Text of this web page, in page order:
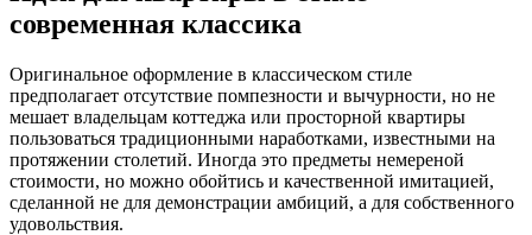
современная классика
Оригинальное оформление в классическом стиле
предполагает отсутствие помпезности и вычурности, но не
мешает владельцам коттеджа или просторной квартиры
пользоваться традиционными наработками, известными на
протяжении столетий. Иногда это предметы немереной
стоимости, но можно обойтись и качественной имитацией,
сделанной не для демонстрации амбиций, а для собственного
удовольствия.